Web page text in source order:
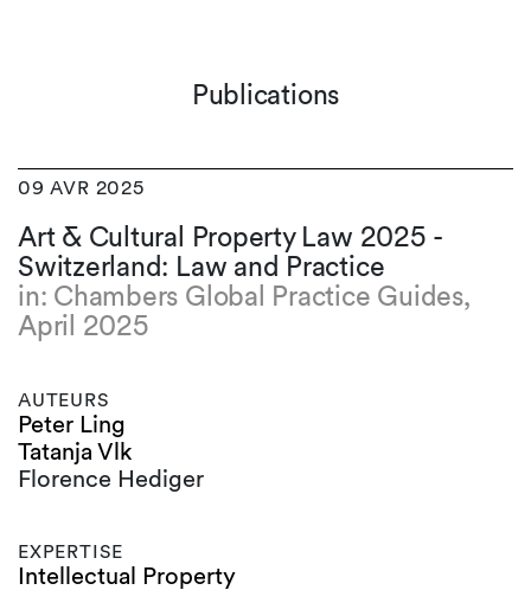
Publications
09 AVR 2025
Art & Cultural Property Law 2025 -
Switzerland: Law and Practice
in: Chambers Global Practice Guides,
April 2025
AUTEURS
Peter Ling
Tatanja Vlk
Florence Hediger
EXPERTISE
Intellectual Property